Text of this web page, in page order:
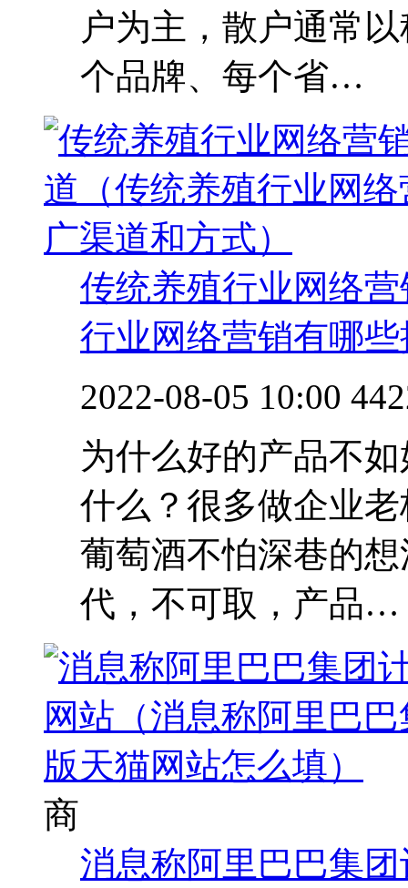
户为主，散户通常
个品牌、每个省…
传统养殖行业网络
行业网络营销有哪
2022-08-05 10:00
为什么好的产品不
什么？很多做企业
葡萄酒不怕深巷的
代，不可取，产品…
商
消息称阿里巴巴集